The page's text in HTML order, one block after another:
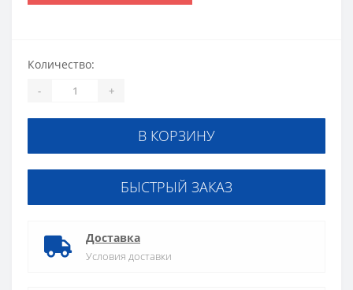
Количество:
- +
В КОРЗИНУ
БЫСТРЫЙ ЗАКАЗ
Доставка
Условия доставки